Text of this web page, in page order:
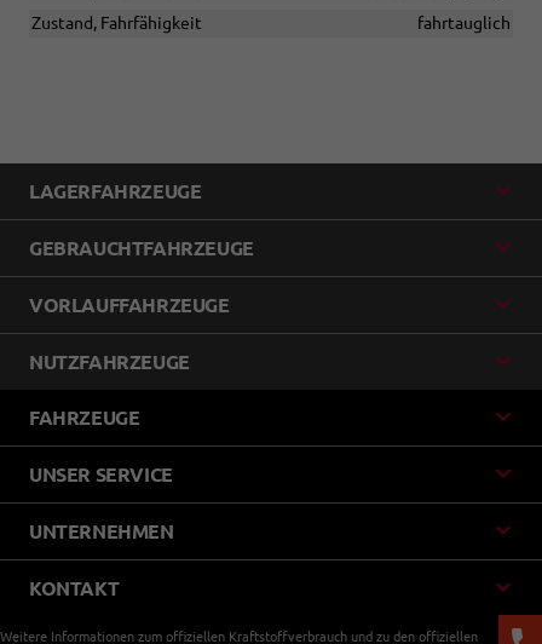
Zustand, Fahrfähigkeit
fahrtauglich
LAGERFAHRZEUGE
GEBRAUCHTFAHRZEUGE
VORLAUFFAHRZEUGE
NUTZFAHRZEUGE
FAHRZEUGE
UNSER SERVICE
UNTERNEHMEN
KONTAKT
Weitere Informationen zum offiziellen Kraftstoffverbrauch und zu den offiziellen